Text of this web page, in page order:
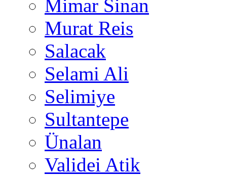
Mimar Sinan
Murat Reis
Salacak
Selami Ali
Selimiye
Sultantepe
Ünalan
Validei Atik